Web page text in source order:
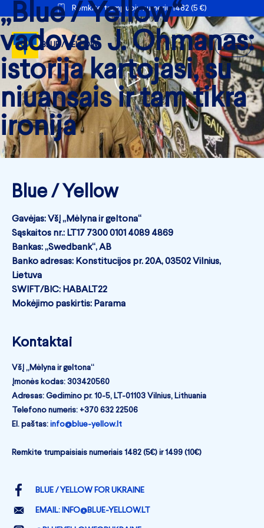
Remkite trumpuoju numeriu 1482 (5 €)
BLUE / YELLOW
„Blue / Yellow“
vadovas J. Ohmanas:
istorija kartojasi, su
niuansais ir tam tikra
ironija
Blue / Yellow
Gavėjas: VšĮ „Mėlyna ir geltona“
Sąskaitos nr.: LT17 7300 0101 4089 4869
Bankas: „Swedbank“, AB
Banko adresas: Konstitucijos pr. 20A, 03502 Vilnius,
Lietuva
SWIFT/BIC: HABALT22
Mokėjimo paskirtis: Parama
Kontaktai
VšĮ „Mėlyna ir geltona“
Įmonės kodas: 303420560
Adresas: Gedimino pr. 10-5, LT-01103 Vilnius, Lithuania
Telefono numeris: +370 632 22506
El. paštas: info@blue-yellow.lt
Remkite trumpaisiais numeriais 1482 (5€) ir 1499 (10€)
BLUE / YELLOW FOR UKRAINE
EMAIL: INFO@BLUE-YELLOW.LT